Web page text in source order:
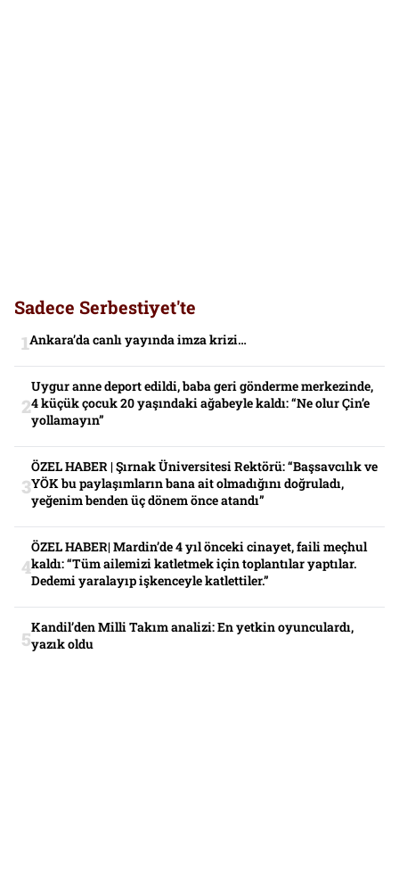
Sadece Serbestiyet'te
Ankara’da canlı yayında imza krizi…
Uygur anne deport edildi, baba geri gönderme merkezinde,
4 küçük çocuk 20 yaşındaki ağabeyle kaldı: “Ne olur Çin’e
yollamayın”
ÖZEL HABER | Şırnak Üniversitesi Rektörü: “Başsavcılık ve
YÖK bu paylaşımların bana ait olmadığını doğruladı,
yeğenim benden üç dönem önce atandı”
ÖZEL HABER| Mardin’de 4 yıl önceki cinayet, faili meçhul
kaldı: “Tüm ailemizi katletmek için toplantılar yaptılar.
Dedemi yaralayıp işkenceyle katlettiler.”
Kandil’den Milli Takım analizi: En yetkin oyunculardı,
yazık oldu